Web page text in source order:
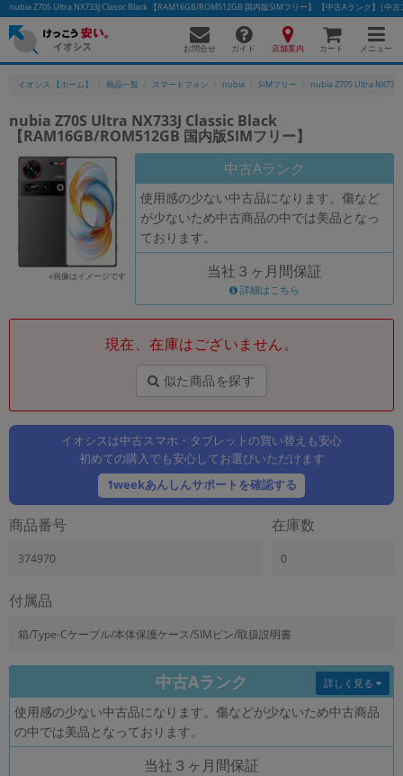
nubia Z70S Ultra NX733J Classic Black 【RAM16GB/ROM512GB 国内版SIMフリー】 【中古Aランク】|中
お問合せ ガイド 店舗案内 カート メニュー
イオシス 【ホーム】 商品一覧 スマートフォン nubia SIMフリー nubia Z70S Ultra NX733J
nubia Z70S Ultra NX733J Classic Black
【RAM16GB/ROM512GB 国内版SIMフリー】
※画像はイメージです
中古Aランク
使用感の少ない中古品になります。傷など
が少ないため中古商品の中では美品となっ
ております。
当社３ヶ月間保証
詳細はこちら
現在、在庫はございません。
似た商品を探す
イオシスは中古スマホ・タブレットの買い替えも安心
初めての購入でも安心してお選びいただけます
1weekあんしんサポートを確認する
商品番号
374970
在庫数
0
付属品
箱/Type-Cケーブル/本体保護ケース/SIMピン/取扱説明書
中古Aランク
使用感の少ない中古品になります。傷などが少ないため中古商品
の中では美品となっております。
詳しく見る
当社３ヶ月間保証
かんたんパソコン検索に切り替える
フリーワード
除外ワード
人気の検索ワード： Let's note
「スマートフォン」「タブレット」など
メーカー
製造、販売メーカーの絞り込み
機能・特徴
商品の搭載機能による絞り込み
商品状態の絞り込み
CPUの絞り込み
OS